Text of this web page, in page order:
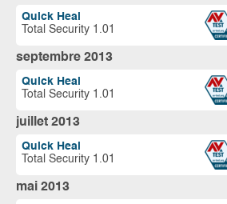
Quick Heal
Total Security 1.01
septembre 2013
Quick Heal
Total Security 1.01
juillet 2013
Quick Heal
Total Security 1.01
mai 2013